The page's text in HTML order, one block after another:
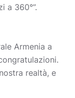
a 360°”.
Armenia a
realtà, e